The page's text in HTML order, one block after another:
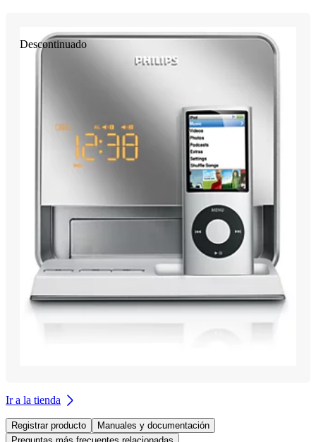
Descontinuado
Ir a la tienda
Registrar producto
Manuales y documentación